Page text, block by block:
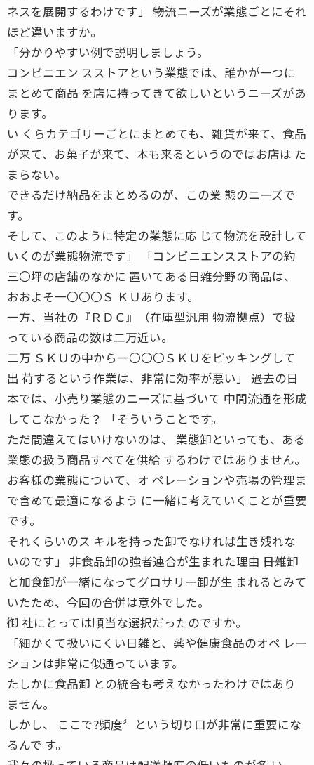
ネスを展開するわけです」 ――物流ニーズが業態ごとにそれ
ほど違いますか。
「分かりやすい例で説明しましょう。
コンビニエン スストアという業態では、誰かが一つに
まとめて商品 を店に持ってきて欲しいというニーズがあ
ります。
い くらカテゴリーごとにまとめても、雑貨が来て、食品
が来て、お菓子が来て、本も来るというのではお店は た
まらない。
できるだけ納品をまとめるのが、この業 態のニーズで
す。
そして、このように特定の業態に応 じて物流を設計して
いくのが業態物流です」 「コンビニエンスストアの約
三〇坪の店舗のなかに 置いてある日雑分野の商品は、
おおよそ一〇〇〇Ｓ ＫＵあります。
一方、当社の『ＲＤＣ』（在庫型汎用 物流拠点）で扱
っている商品の数は二万近い。
二万 ＳＫＵの中から一〇〇〇ＳＫＵをピッキングして
出 荷するという作業は、非常に効率が悪い」 ――過去の日
本では、小売り業態のニーズに基づいて 中間流通を形成
してこなかった？ 「そういうことです。
ただ間違えてはいけないのは、 業態卸といっても、ある
業態の扱う商品すべてを供給 するわけではありません。
お客様の業態について、オ ペレーションや売場の管理ま
で含めて最適になるよう に一緒に考えていくことが重要
です。
それくらいのス キルを持った卸でなければ生き残れな
いのです」 非食品卸の強者連合が生まれた理由 ――日雑卸
と加食卸が一緒になってグロサリー卸が生 まれるとみて
いたため、今回の合併は意外でした。
御 社にとっては順当な選択だったのですか。
「細かくて扱いにくい日雑と、薬や健康食品のオペ レー
ションは非常に似通っています。
たしかに食品卸 との統合も考えなかったわけではあり
ません。
しかし、 ここで?頻度〞という切り口が非常に重要にな
るんで す。